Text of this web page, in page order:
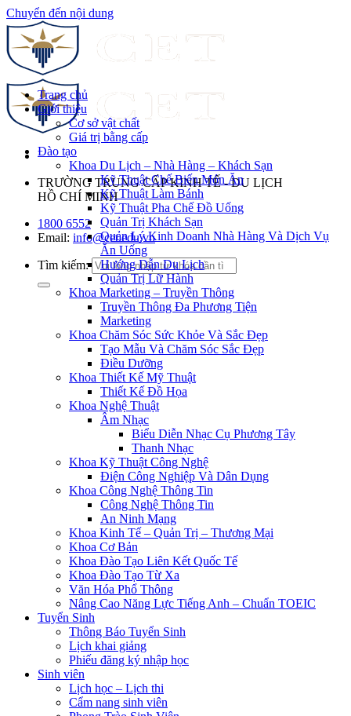
Chuyển đến nội dung
TRƯỜNG TRUNG CẤP KINH TẾ - DU LỊCH
HỒ CHÍ MINH
1800 6552
Email: info@cet.edu.vn
Tìm kiếm:
Trang chủ
Giới thiệu
Cơ sở vật chất
Giá trị bằng cấp
Đào tạo
Khoa Du Lịch – Nhà Hàng – Khách Sạn
Kỹ Thuật Chế Biến Món Ăn
Kỹ Thuật Làm Bánh
Kỹ Thuật Pha Chế Đồ Uống
Quản Trị Khách Sạn
Quản Lý Kinh Doanh Nhà Hàng Và Dịch Vụ
Ăn Uống
Hướng Dẫn Du Lịch
Quản Trị Lữ Hành
Khoa Marketing – Truyền Thông
Truyền Thông Đa Phương Tiện
Marketing
Khoa Chăm Sóc Sức Khỏe Và Sắc Đẹp
Tạo Mẫu Và Chăm Sóc Sắc Đẹp
Điều Dưỡng
Khoa Thiết Kế Mỹ Thuật
Thiết Kế Đồ Họa
Khoa Nghệ Thuật
Âm Nhạc
Biểu Diễn Nhạc Cụ Phương Tây
Thanh Nhạc
Khoa Kỹ Thuật Công Nghệ
Điện Công Nghiệp Và Dân Dụng
Khoa Công Nghệ Thông Tin
Công Nghệ Thông Tin
An Ninh Mạng
Khoa Kinh Tế – Quản Trị – Thương Mại
Khoa Cơ Bản
Khoa Đào Tạo Liên Kết Quốc Tế
Khoa Đào Tạo Từ Xa
Văn Hóa Phổ Thông
Nâng Cao Năng Lực Tiếng Anh – Chuẩn TOEIC
Tuyển Sinh
Thông Báo Tuyển Sinh
Lịch khai giảng
Phiếu đăng ký nhập học
Sinh viên
Lịch học – Lịch thi
Cẩm nang sinh viên